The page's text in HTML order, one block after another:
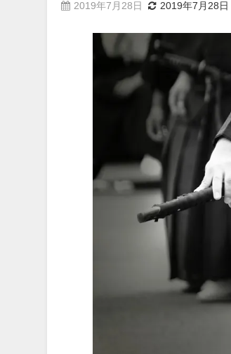
2019年7月28日 2019年7月28日